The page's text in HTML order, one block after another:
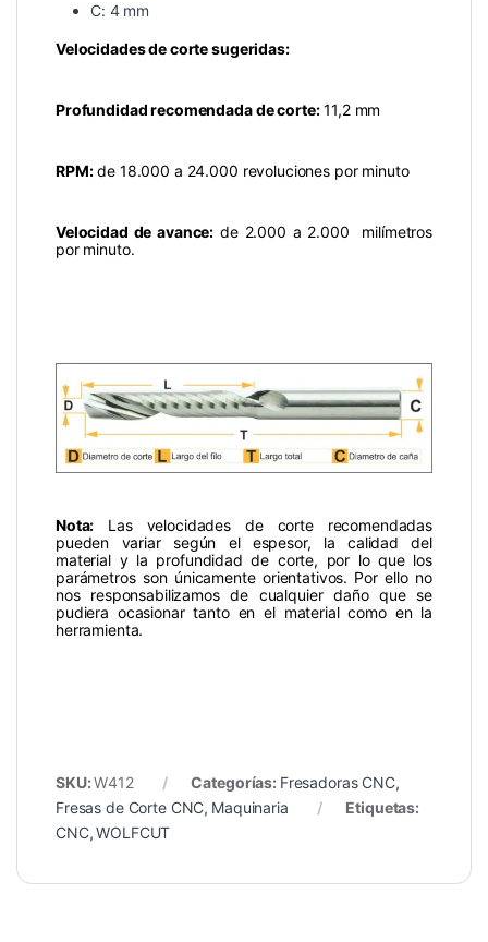
C: 4 mm
Velocidades de corte sugeridas:
Profundidad recomendada de corte:11,2 mm
RPM:de 18.000 a 24.000 revoluciones por minuto
Velocidad de avance: de 2.000 a 2.000 milímetros
por minuto.
Nota: Las velocidades de corte recomendadas
pueden variar según el espesor, la calidad del
material y la profundidad de corte, por lo que los
parámetros son únicamente orientativos. Por ello no
nos responsabilizamos de cualquier daño que se
pudiera ocasionar tanto en el material como en la
herramienta.
SKU:W412 Categorías: Fresadoras CNC,
Fresas de Corte CNC, Maquinaria
Etiquetas:
CNC,WOLFCUT